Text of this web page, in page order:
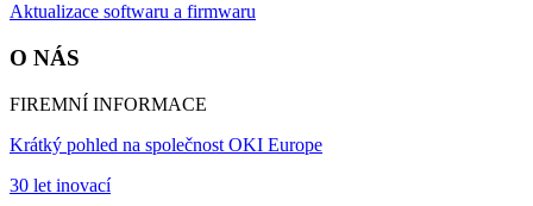
Aktualizace softwaru a firmwaru
O NÁS
FIREMNÍ INFORMACE
Krátký pohled na společnost OKI Europe
30 let inovací